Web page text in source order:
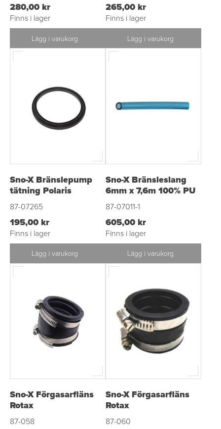
280,00 kr
Finns i lager
Lägg i varukorg
265,00 kr
Finns i lager
Lägg i varukorg
Sno-X Bränslepump
tätning Polaris
87-07265
195,00 kr
Finns i lager
Lägg i varukorg
Sno-X Bränsleslang
6mm x 7,6m 100% PU
87-07011-1
605,00 kr
Finns i lager
Lägg i varukorg
Sno-X Förgasarfläns
Rotax
87-058
Sno-X Förgasarfläns
Rotax
87-060